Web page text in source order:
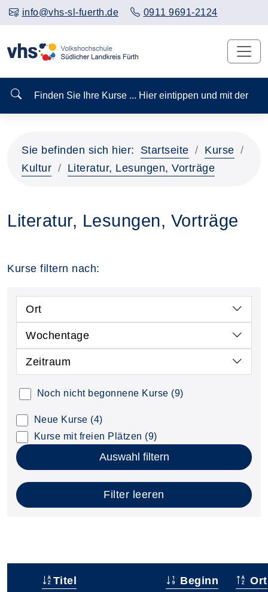
info@vhs-sl-fuerth.de 0911 9691-2124
Finden Sie Ihre Kurse ... Hier eintippen und mit
Sie befinden sich hier: Startseite
Kurse
Kultur
Literatur, Lesungen, Vorträge
Literatur, Lesungen, Vorträge
Kurse filtern nach:
Ort
Wochentage
Zeitraum
Noch nicht begonnene Kurse (9)
Neue Kurse (4)
Kurse mit freien Plätzen (9)
Auswahl filtern
Filter leeren
Titel Beginn Ort